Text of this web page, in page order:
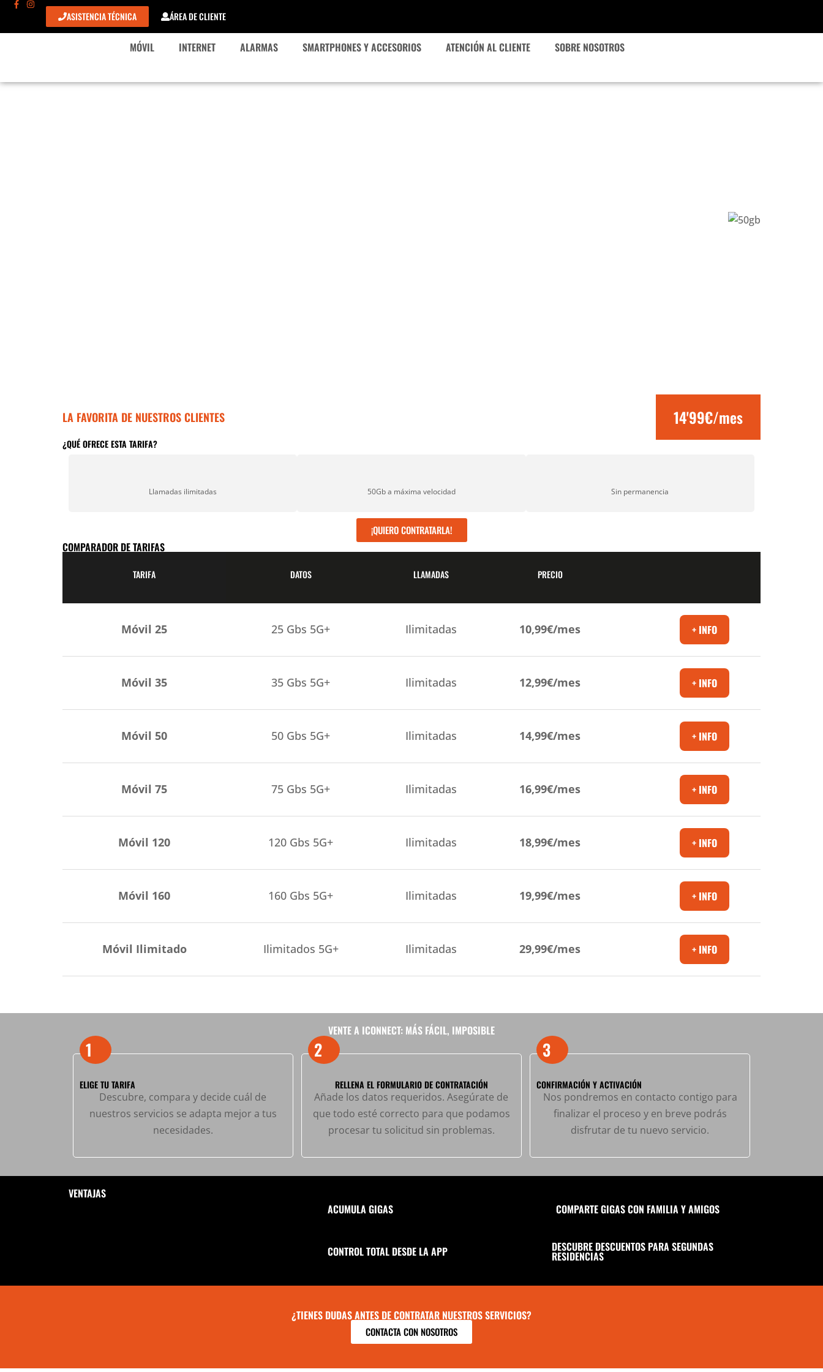
ASISTENCIA TÉCNICA ÁREA DE CLIENTE
MÓVIL INTERNET ALARMAS SMARTPHONES Y ACCESORIOS ATENCIÓN AL CLIENTE SOBRE NOSOTROS
LA FAVORITA DE NUESTROS CLIENTES 14'99€/mes
¿QUÉ OFRECE ESTA TARIFA?
Llamadas ilimitadas 50Gb a máxima velocidad Sin permanencia
¡QUIERO CONTRATARLA!
COMPARADOR DE TARIFAS
TARIFA DATOS LLAMADAS PRECIO
Móvil 25 25 Gbs 5G+ Ilimitadas 10,99€/mes
Móvil 35 35 Gbs 5G+ Ilimitadas 12,99€/mes
Móvil 50 50 Gbs 5G+ Ilimitadas 14,99€/mes
Móvil 75 75 Gbs 5G+ Ilimitadas 16,99€/mes
Móvil 120 120 Gbs 5G+ Ilimitadas 18,99€/mes
Móvil 160 160 Gbs 5G+ Ilimitadas 19,99€/mes
Móvil Ilimitado Ilimitados 5G+ Ilimitadas 29,99€/mes
VENTE A ICONNECT: MÁS FÁCIL, IMPOSIBLE
1
ELIGE TU TARIFA
Descubre, compara y decide cuál de
nuestros servicios se adapta mejor a tus
necesidades.
2
RELLENA EL FORMULARIO DE CONTRATACIÓN
Añade los datos requeridos. Asegúrate de
que todo esté correcto para que podamos
procesar tu solicitud sin problemas.
3
CONFIRMACIÓN Y ACTIVACIÓN
Nos pondremos en contacto contigo para
finalizar el proceso y en breve podrás
disfrutar de tu nuevo servicio.
VENTAJAS
ACUMULA GIGAS
COMPARTE GIGAS CON FAMILIA Y AMIGOS
CONTROL TOTAL DESDE LA APP DESCUBRE DESCUENTOS PARA SEGUNDAS
RESIDENCIAS
¿TIENES DUDAS ANTES DE CONTRATAR NUESTROS SERVICIOS?
CONTACTA CON NOSOTROS